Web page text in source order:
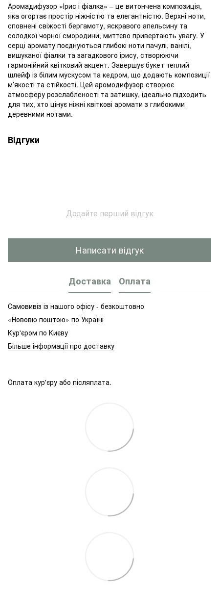
Аромадифузор «Ірис і фіалка» – це витончена композиція,
яка огортає простір ніжністю та елегантністю. Верхні ноти,
сповнені свіжості бергамоту, яскравого апельсину та
солодкої чорної смородини, миттєво привертають увагу. У
серці аромату поєднуються глибокі ноти пачулі, ванілі,
вишуканої фіалки та загадкового ірису, створюючи
гармонійний квітковий акцент. Завершує букет теплий
шлейф із білим мускусом та кедром, що додають композиції
м’якості та стійкості. Цей аромодифузор створює
атмосферу розслабленості та затишку, ідеально підходить
для тих, хто цінує ніжні квіткові аромати з глибокими
деревними нотами.
Відгуки
Додайте перший відгук
Написати відгук
Доставка Оплата
Самовивіз із нашого офісу - безкоштовно
«Нововю поштою» по Україні
Кур'єром по Києву
Більше інформації про доставку
Оплата кур'єру або післяплата.